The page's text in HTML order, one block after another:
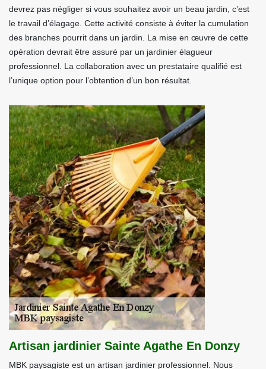
devrez pas négliger si vous souhaitez avoir un beau jardin, c’est
le travail d’élagage. Cette activité consiste à éviter la cumulation
des branches pourrit dans un jardin. La mise en œuvre de cette
opération devrait être assuré par un jardinier élagueur
professionnel. La collaboration avec un prestataire qualifié est
l’unique option pour l’obtention d’un bon résultat.
Artisan jardinier Sainte Agathe En Donzy
MBK paysagiste est un artisan jardinier professionnel. Nous